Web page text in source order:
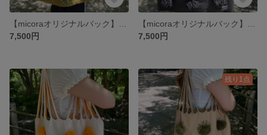
7,500円
7,500円
残り1点